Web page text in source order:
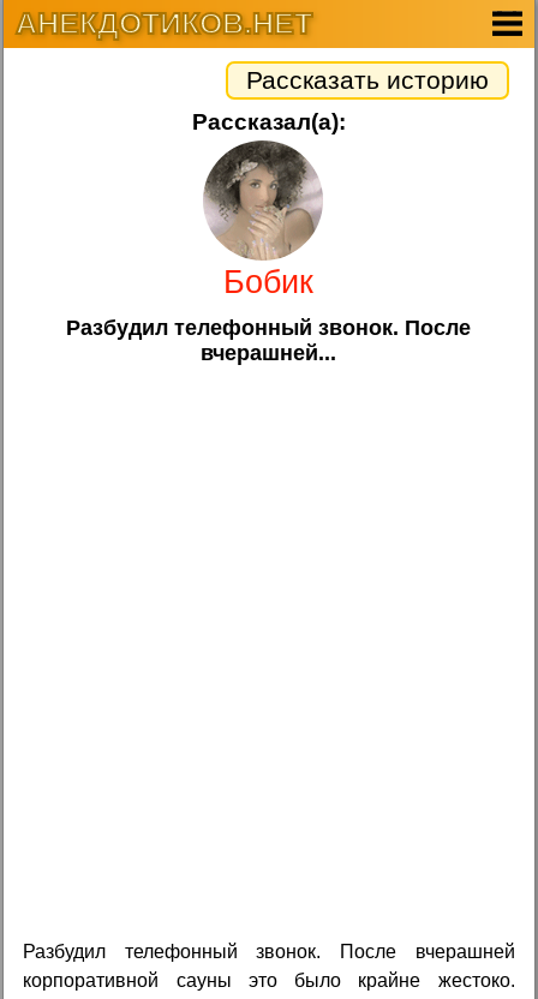
АНЕКДОТИКОВ.НЕТ
Рассказать историю
Рассказал(а):
Бобик
Разбудил телефонный звонок. После
вчерашней...
Разбудил телефонный звонок. После вчерашней
корпоративной сауны это было крайне жестоко.